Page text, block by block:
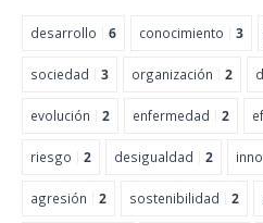
desarrollo 6 conocimiento 3
sociedad 3 organización 2
evolución 2 enfermedad 2
riesgo 2 desigualdad 2
agresión 2 sostenibilidad 2